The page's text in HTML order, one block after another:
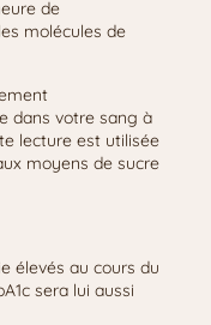
de
molécules de
dans votre sang à
lecture est utilisée
moyens de sucre
élevés au cours du
sera lui aussi